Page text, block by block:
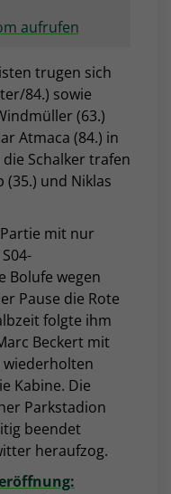
aufrufen
trugen sich
84.) sowie
(63.)
Atmaca (84.) in
Schalker trafen
(35.) und Niklas
mit nur
Bolufe wegen
Pause die Rote
folgte ihm
Beckert mit
wiederholten
Kabine. Die
Parkstadion
beendet
heraufzog.